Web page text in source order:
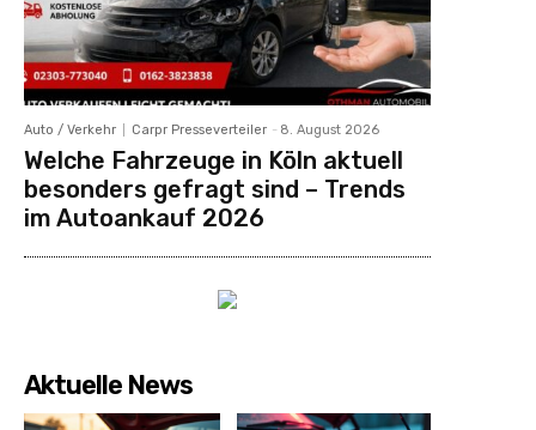
Auto / Verkehr Carpr Presseverteiler - 8. August 2026
Welche Fahrzeuge in Köln aktuell
besonders gefragt sind – Trends
im Autoankauf 2026
Aktuelle News